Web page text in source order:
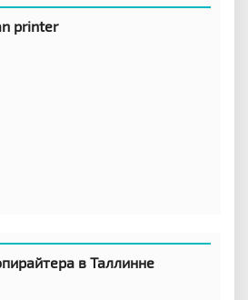
printer
в Таллинне